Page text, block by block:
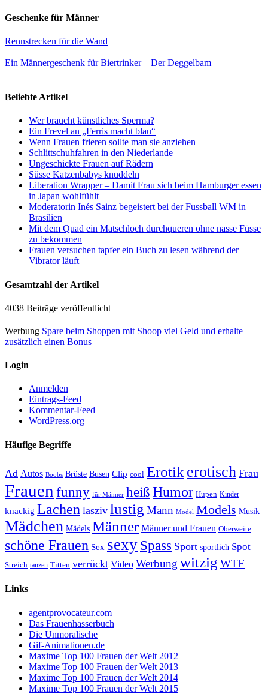
Geschenke für Männer
Rennstrecken für die Wand
Ein Männergeschenk für Biertrinker – Der Deggelbam
Beliebte Artikel
Wer braucht künstliches Sperma?
Ein Frevel an „Ferris macht blau“
Wenn Frauen frieren sollte man sie anziehen
Schlittschuhfahren in den Niederlande
Ungeschickte Frauen auf Rädern
Süsse Katzenbabys knuddeln
Liberation Wrapper – Damit Frau sich beim Hamburger essen
in Japan wohlfühlt
Moderatorin Inés Sainz begeistert bei der Fussball WM in
Brasilien
Mit dem Quad ein Matschloch durchqueren ohne nasse Füsse
zu bekommen
Frauen versuchen tapfer ein Buch zu lesen während der
Vibrator läuft
Gesamtzahl der Artikel
4038 Beiträge veröffentlicht
Werbung Spare beim Shoppen mit Shoop viel Geld und erhalte
zusätzlich einen Bonus
Login
Anmelden
Eintrags-Feed
Kommentar-Feed
WordPress.org
Häufige Begriffe
Ad Autos Boobs Brüste Busen Clip cool Erotik erotisch Frau
Frauen funny für Männer heiß Humor Hupen Kinder
knackig Lachen lasziv lustig Mann Model Models Musik
Mädchen Mädels Männer Männer und Frauen Oberweite
schöne Frauen Sex sexy Spass Sport sportlich Spot
Streich tanzen Titten verrückt Video Werbung witzig WTF
Links
agentprovocateur.com
Das Frauenhasserbuch
Die Unmoralische
Gif-Animationen.de
Maxime Top 100 Frauen der Welt 2012
Maxime Top 100 Frauen der Welt 2013
Maxime Top 100 Frauen der Welt 2014
Maxime Top 100 Frauen der Welt 2015